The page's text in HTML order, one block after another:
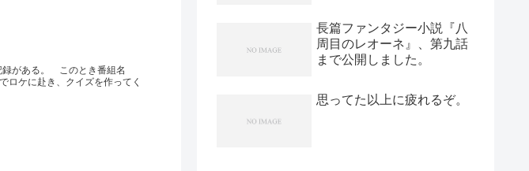
録がある。 このとき番組名
ロケに赴き、クイズを作ってく
長篇ファンタジー小説『八
周目のレオーネ』、第九話
まで公開しました。
思ってた以上に疲れるぞ。